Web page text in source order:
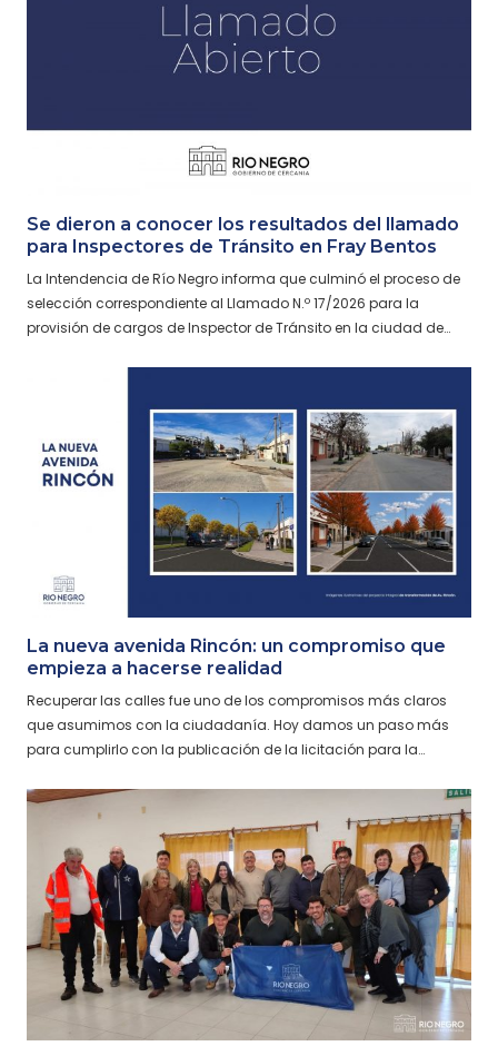
Se dieron a conocer los resultados del llamado
para Inspectores de Tránsito en Fray Bentos
La Intendencia de Río Negro informa que culminó el proceso de
selección correspondiente al Llamado N.º 17/2026 para la
provisión de cargos de Inspector de Tránsito en la ciudad de…
La nueva avenida Rincón: un compromiso que
empieza a hacerse realidad
Recuperar las calles fue uno de los compromisos más claros
que asumimos con la ciudadanía. Hoy damos un paso más
para cumplirlo con la publicación de la licitación para la…